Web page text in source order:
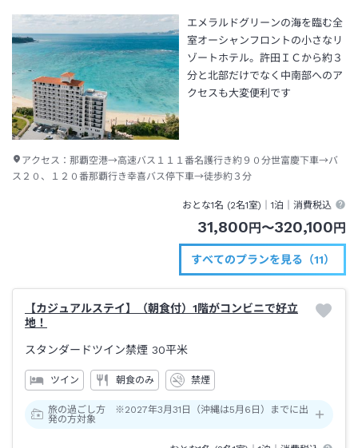
エメラルドグリーンの海を臨む全
室オーシャンフロントの小さなリ
ゾートホテル。許田ＩＣから約３
分と北部だけでなく中南部へのア
クセスも大変便利です
アクセス： 那覇空港→高速バス１１１番名護行き約９０分世富慶下車→バ
ス２０、１２０番那覇行き幸喜バス停下車→徒歩約３分
おとな1名 (2名1室)｜1泊 ｜消費税込
31,800円〜320,100円
すべてのプランを見る（11）
【カジュアルステイ】（朝食付）1階がコンビニで好立
地！
スタンダードツイン禁煙 30平米
ツイン 朝食のみ 禁煙
旅の過ごし方 ※2027年3月31日（沖縄は5月6日）までに出
発の方対象